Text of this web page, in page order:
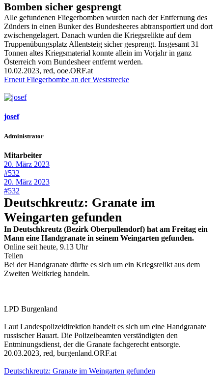
Bomben sicher gesprengt
Alle gefundenen Fliegerbomben wurden nach der Entfernung des
Zünders in einen Bunker des Bundesheeres abtransportiert und dort
zwischengelagert. Danach wurden die Kriegsrelikte auf dem
Truppenübungsplatz Allentsteig sicher gesprengt. Insgesamt 31
Tonnen altes Kriegsmaterial konnte allein im Vorjahr in ganz
Österreich vom Bundesheer entfernt werden.
10.02.2023, red, ooe.ORF.at
Erneut Fliegerbombe an der Weststrecke
josef
Administrator
Mitarbeiter
20. März 2023
#532
20. März 2023
#532
Deutschkreutz: Granate im
Weingarten gefunden
In Deutschkreutz (Bezirk Oberpullendorf) hat am Freitag ein
Mann eine Handgranate in seinem Weingarten gefunden.
Online seit heute, 9.13 Uhr
Teilen
Bei der Handgranate dürfte es sich um ein Kriegsrelikt aus dem
Zweiten Weltkrieg handeln.
LPD Burgenland
Laut Landespolizeidirektion handelt es sich um eine Handgranate
russischer Bauart. Die Polizeibeamten verständigten den
Entminungsdienst, der die Granate fachgerecht entsorgte.
20.03.2023, red, burgenland.ORF.at
Deutschkreutz: Granate im Weingarten gefunden